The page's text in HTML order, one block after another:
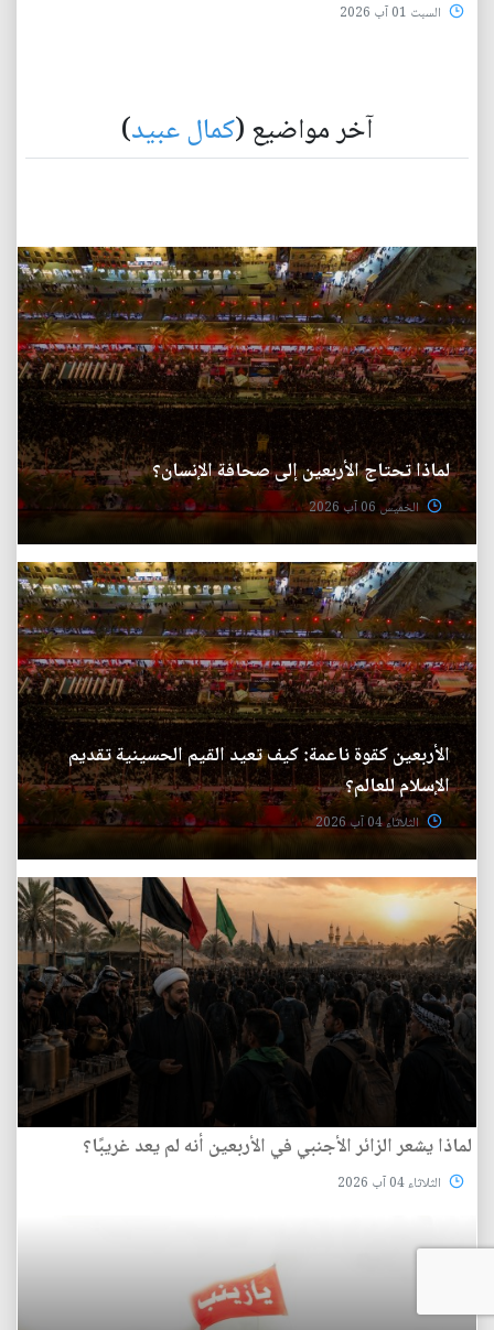
السبت 01 آب 2026
آخر مواضيع (كمال عبيد)
لماذا تحتاج الأربعين إلى صحافة الإنسان؟
الخميس 06 آب 2026
الأربعين كقوة ناعمة: كيف تعيد القيم الحسينية تقديم
الإسلام للعالم؟
الثلاثاء 04 آب 2026
لماذا يشعر الزائر الأجنبي في الأربعين أنه لم يعد غريبًا؟
الثلاثاء 04 آب 2026